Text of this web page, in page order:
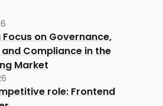
on Governance,
Compliance in the
Market
role: Frontend